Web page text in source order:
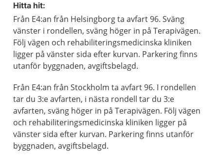
Hitta hit:
Från E4:an från Helsingborg ta avfart 96. Sväng
vänster i rondellen, sväng höger in på Terapivägen.
Följ vägen och rehabiliteringsmedicinska kliniken
ligger på vänster sida efter kurvan. Parkering finns
utanför byggnaden, avgiftsbelagd.
Från E4:an från Stockholm ta avfart 96. I rondellen
tar du 3:e avfarten, i nästa rondell tar du 3:e
avfarten, sväng höger in på Terapivägen. Följ vägen
och rehabiliteringsmedicinska kliniken ligger på
vänster sida efter kurvan. Parkering finns utanför
byggnaden, avgiftsbelagd.